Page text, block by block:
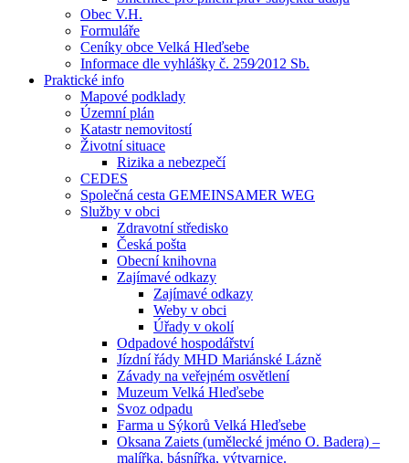
Obec V.H.
Formuláře
Ceníky obce Velká Hleďsebe
Informace dle vyhlášky č. 259⁄2012 Sb.
Praktické info
Mapové podklady
Územní plán
Katastr nemovitostí
Životní situace
Rizika a nebezpečí
CEDES
Společná cesta GEMEINSAMER WEG
Služby v obci
Zdravotní středisko
Česká pošta
Obecní knihovna
Zajímavé odkazy
Zajímavé odkazy
Weby v obci
Úřady v okolí
Odpadové hospodářství
Jízdní řády MHD Mariánské Lázně
Závady na veřejném osvětlení
Muzeum Velká Hleďsebe
Svoz odpadu
Farma u Sýkorů Velká Hleďsebe
Oksana Zaiets (umělecké jméno O. Badera) –
malířka, básnířka, výtvarnice.